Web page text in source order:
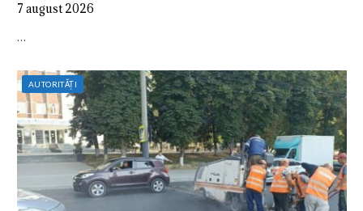
7 august 2026
…
AUTORITĂȚI